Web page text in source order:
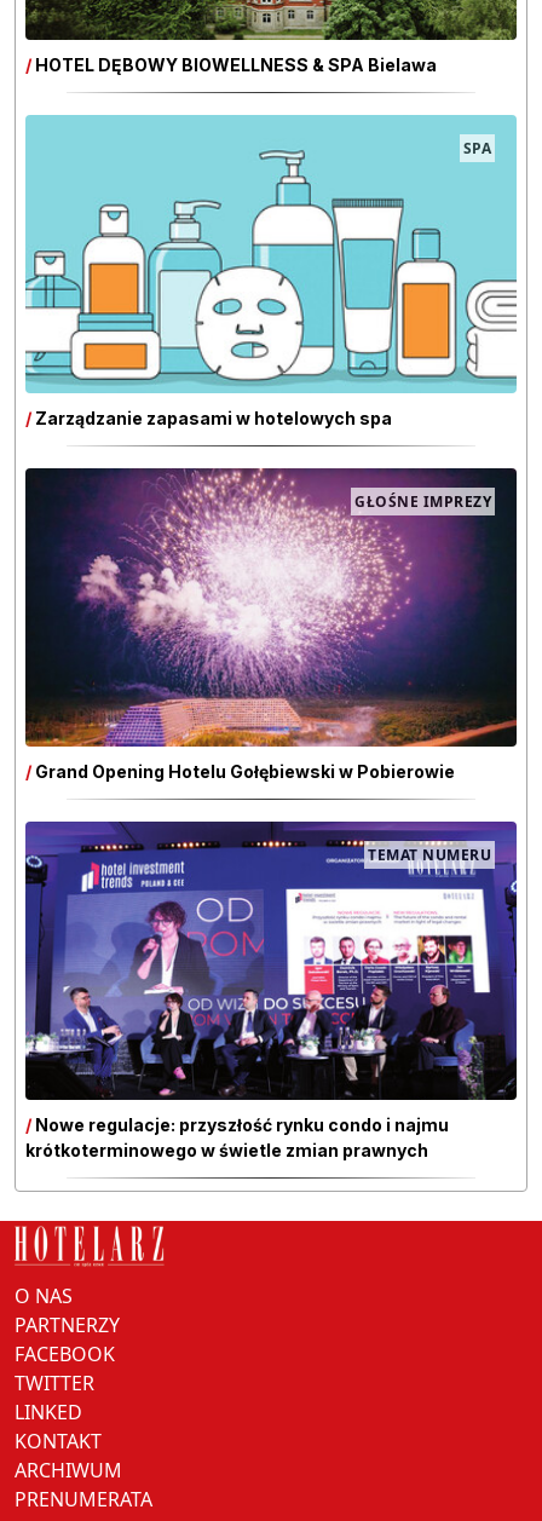
/ HOTEL DĘBOWY BIOWELLNESS & SPA Bielawa
SPA
/ Zarządzanie zapasami w hotelowych spa
GŁOŚNE IMPREZY
/ Grand Opening Hotelu Gołębiewski w Pobierowie
TEMAT NUMERU
/ Nowe regulacje: przyszłość rynku condo i najmu
krótkoterminowego w świetle zmian prawnych
O NAS
PARTNERZY
FACEBOOK
TWITTER
LINKED
KONTAKT
ARCHIWUM
PRENUMERATA